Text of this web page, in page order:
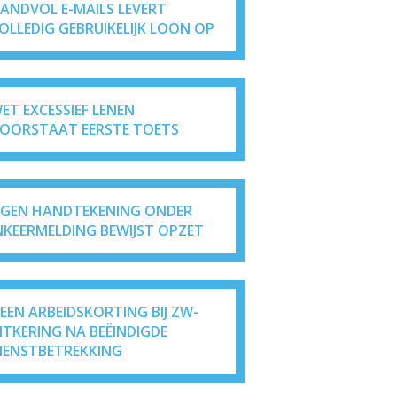
E-MAILS LEVERT
GEBRUIKELIJK LOON OP
EXCESSIEF LENEN
EERSTE TOETS
HANDTEKENING ONDER
BEWIJST OPZET
ARBEIDSKORTING BIJ ZW-
NA BEËINDIGDE